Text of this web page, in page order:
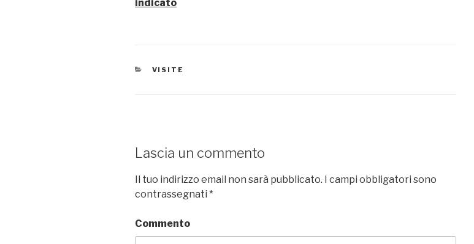
indicato
CATEGORIE
VISITE
Lascia un commento
Il tuo indirizzo email non sarà pubblicato. I campi obbligatori sono
contrassegnati *
Commento